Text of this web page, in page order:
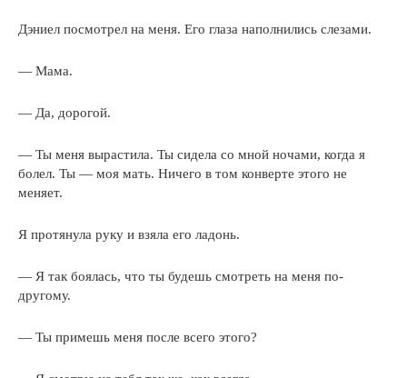
Дэниел посмотрел на меня. Его глаза наполнились слезами.
— Мама.
— Да, дорогой.
— Ты меня вырастила. Ты сидела со мной ночами, когда я
болел. Ты — моя мать. Ничего в том конверте этого не
меняет.
Я протянула руку и взяла его ладонь.
— Я так боялась, что ты будешь смотреть на меня по-
другому.
— Ты примешь меня после всего этого?